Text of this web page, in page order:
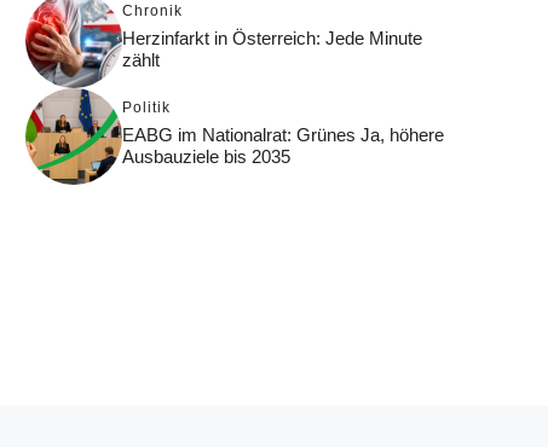
Chronik
Herzinfarkt in Österreich: Jede Minute
zählt
Politik
EABG im Nationalrat: Grünes Ja, höhere
Ausbauziele bis 2035